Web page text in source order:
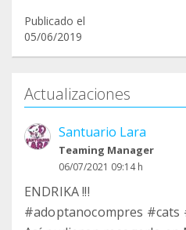
Publicado el
05/06/2019
Actualizaciones
Santuario Lara
Teaming Manager
06/07/2021 09:14 h
ENDRIKA !!!
#adoptanocompres #cats